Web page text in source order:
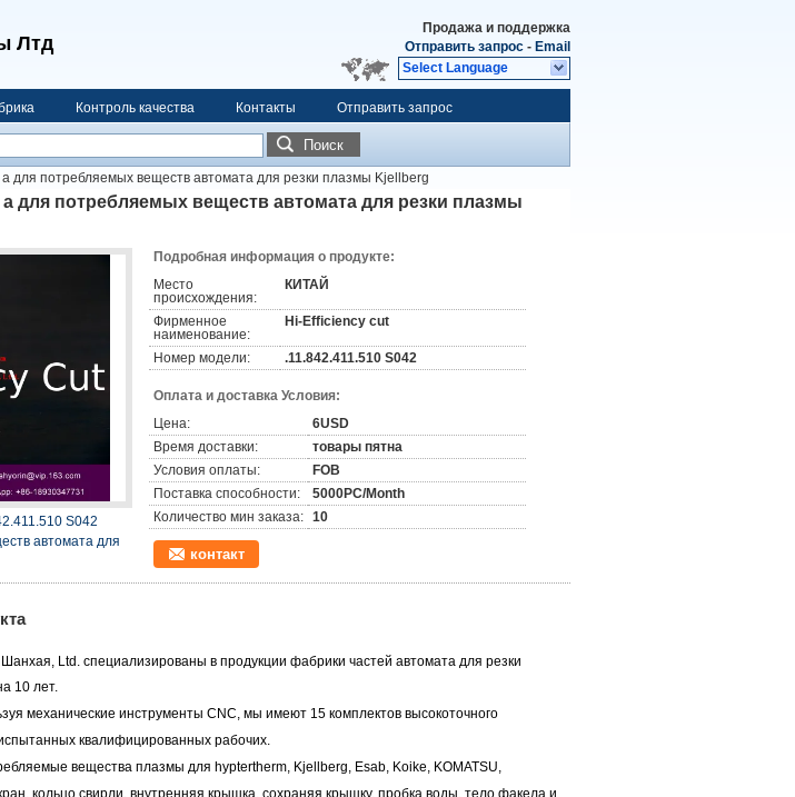
Лтд
Продажа и поддержка
Отправить запрос - Email
Select Language
Контроль качества Контакты Отправить запрос
Поиск
a для потребляемых веществ автомата для резки плазмы Kjellberg
a для потребляемых веществ автомата для резки плазмы
S042
автомата для
Подробная информация о продукте:
Место
происхождения:
КИТАЙ
Фирменное
наименование:
Hi-Efficiency cut
Номер модели: .11.842.411.510 S042
Оплата и доставка Условия:
Цена:
6USD
Время доставки:
товары пятна
Условия оплаты:
FOB
Поставка способности:
5000PC/Month
Количество мин заказа: 10
контакт
Ltd. специализированы в продукции фабрики частей автомата для резки
10 лет.
механические инструменты CNC, мы имеют 15 комплектов высокоточного
квалифицированных рабочих.
вещества плазмы для hyptertherm, Kjellberg, Esab, Koike, KOMATSU,
кольцо свирли, внутренняя крышка, сохраняя крышку, пробка воды, тело факела и